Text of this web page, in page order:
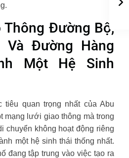
Thông Đường Bộ,
Và Đường Hàng
Một Hệ Sinh
tiêu quan trọng nhất của Abu
mạng lưới giao thông mà trong
chuyển không hoạt động riêng
một hệ sinh thái thống nhất.
đang tập trung vào việc tạo ra